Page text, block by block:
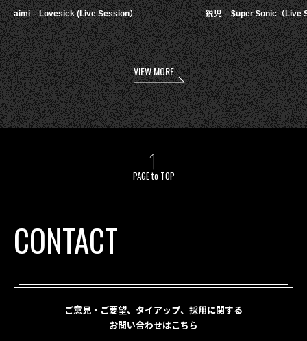
aimi – Lovesick (Live Session） 鋭児 – $uper $onic（Live
VIEW MORE
PAGE to TOP
CONTACT
ご意見・ご要望、タイアップ、採用に関する
お問い合わせはこちら